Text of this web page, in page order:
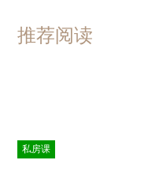
推荐阅读
私房课